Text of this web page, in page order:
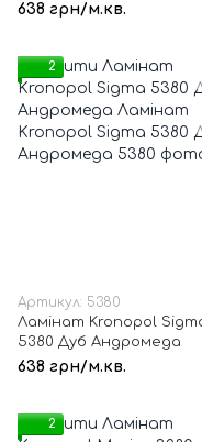
638 грн/м.кв.
2
Артикул: 5380
Ламінат Kronopol
5380 Дуб Андромеда
638 грн/м.кв.
2